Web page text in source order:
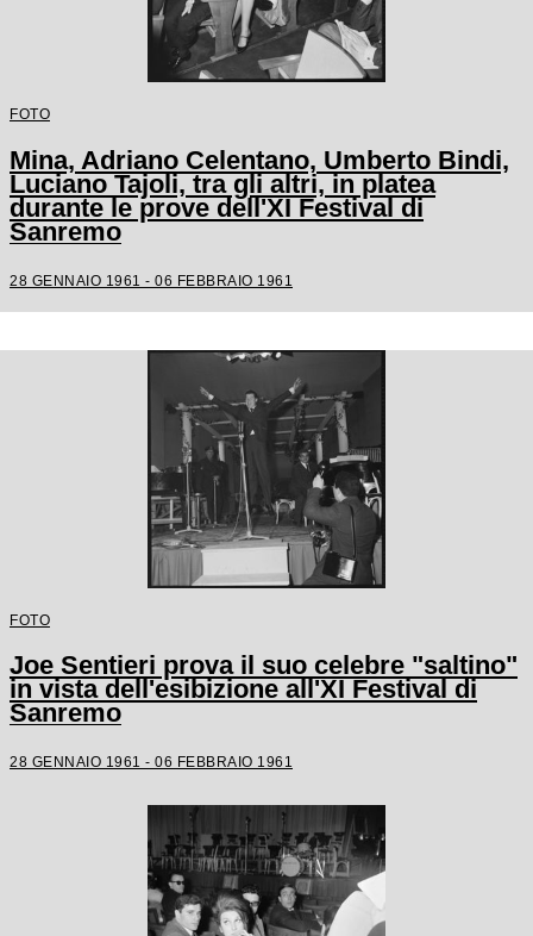
FOTO
Mina, Adriano Celentano, Umberto Bindi,
Luciano Tajoli, tra gli altri, in platea
durante le prove dell'XI Festival di
Sanremo
28 GENNAIO 1961 - 06 FEBBRAIO 1961
FOTO
Joe Sentieri prova il suo celebre "saltino"
in vista dell'esibizione all'XI Festival di
Sanremo
28 GENNAIO 1961 - 06 FEBBRAIO 1961